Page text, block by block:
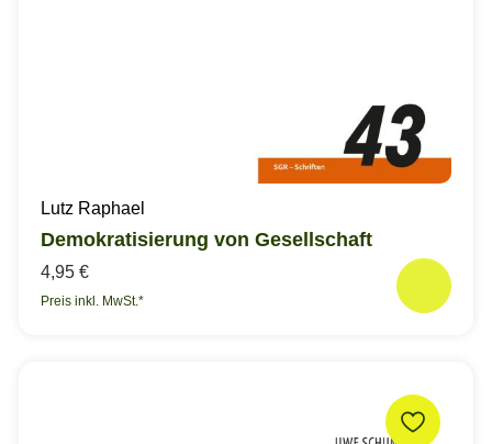
Lutz Raphael
Demokratisierung von Gesellschaft
4,95 €
Preis inkl. MwSt.*